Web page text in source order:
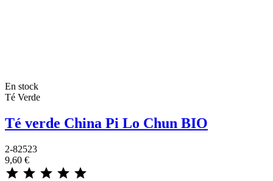
En stock
Té Verde
Té verde China Pi Lo Chun BIO
2-82523
9,60 €
    